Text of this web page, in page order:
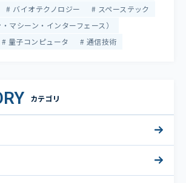
バイオテクノロジー
スペーステック
マシーン・インターフェース）
量子コンピュータ 通信技術
カテゴリ